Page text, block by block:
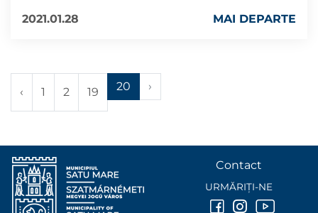
2021.01.28
MAI DEPARTE
‹ 1 2 19 20 ›
Contact
URMĂRIȚI-NE